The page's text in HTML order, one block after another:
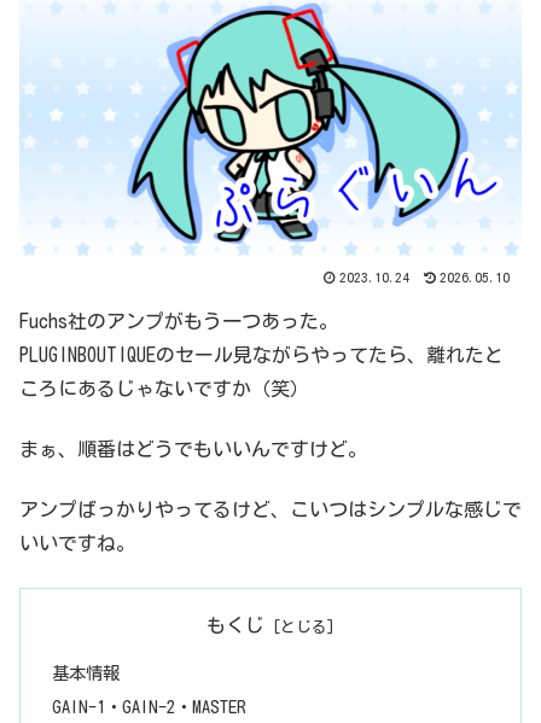
2023.10.24 2026.05.10
Fuchs社のアンプがもう一つあった。
PLUGINBOUTIQUEのセール見ながらやってたら、離れたと
ころにあるじゃないですか（笑）
まぁ、順番はどうでもいいんですけど。
アンプばっかりやってるけど、こいつはシンプルな感じで
いいですね。
もくじ
基本情報
GAIN-1・GAIN-2・MASTER